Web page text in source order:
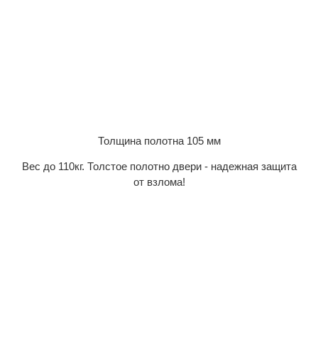
Толщина полотна 105 мм
Вес до 110кг. Толстое полотно двери - надежная защита
от взлома!